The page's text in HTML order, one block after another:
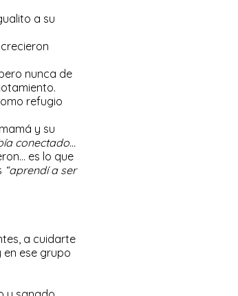
a su
nunca de
refugio
y su
conectado…
es lo que
“aprendí a ser
a cuidarte
ese grupo